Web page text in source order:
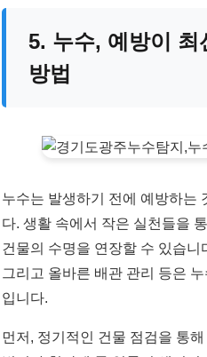
5. 누수, 예방이 최
방법
누수는 발생하기 전에 예방하는
다. 생활 속에서 작은 실천들을
건물의 수명을 연장할 수 있습니
그리고 올바른 배관 관리 등은
입니다.
먼저, 정기적인 건물 점검을 통